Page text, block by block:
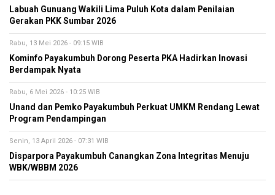
Labuah Gunuang Wakili Lima Puluh Kota dalam Penilaian
Gerakan PKK Sumbar 2026
Rabu, 13 Mei 2026 - 09:15 WIB
Kominfo Payakumbuh Dorong Peserta PKA Hadirkan Inovasi
Berdampak Nyata
Rabu, 6 Mei 2026 - 10:25 WIB
Unand dan Pemko Payakumbuh Perkuat UMKM Rendang Lewat
Program Pendampingan
Senin, 13 April 2026 - 07:31 WIB
Disparpora Payakumbuh Canangkan Zona Integritas Menuju
WBK/WBBM 2026